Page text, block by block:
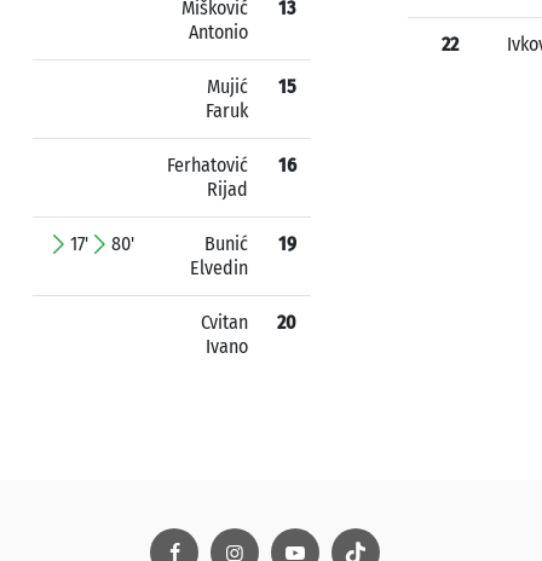
Mišković
Antonio
13
Mujić
Faruk
15
Ferhatović
Rijad
16
17' 80'
Bunić
Elvedin
19
Cvitan
Ivano
20
22